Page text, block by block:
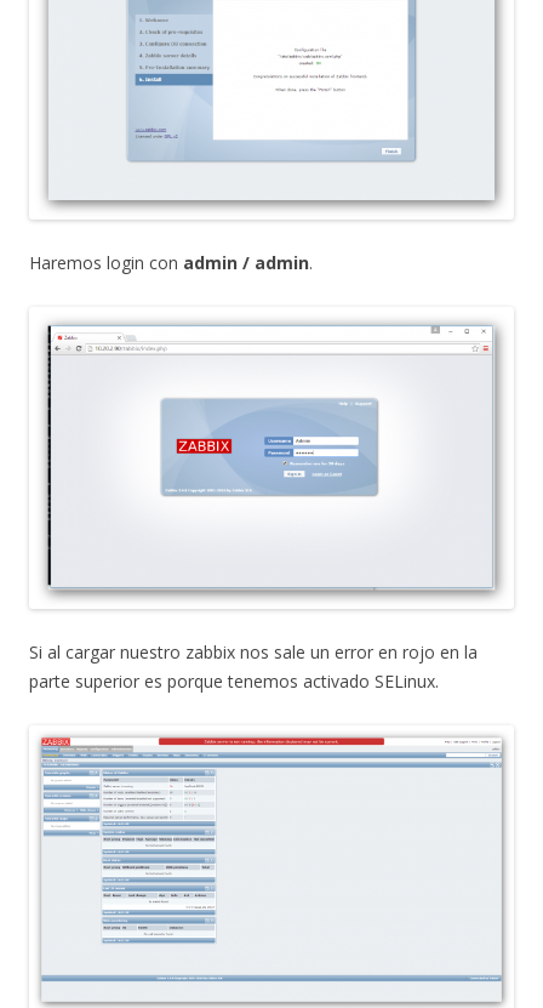
Haremos login con admin / admin.
Si al cargar nuestro zabbix nos sale un error en rojo en la
parte superior es porque tenemos activado SELinux.